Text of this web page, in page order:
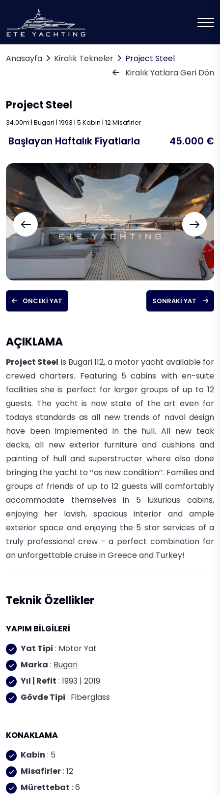
Anasayfa Kiralık Tekneler
Project Steel
Kiralık Yatlara Geri Dön
Project Steel
34.00m | Bugari | 1993 | 5 Kabin | 12 Misafirler
Başlayan Haftalık Fiyatlarla 45.000 €
ÖNCEKI YAT SONRAKI YAT
AÇIKLAMA
Project Steel is Bugari 112, a motor yacht available for
crewed charters. Featuring 5 cabins with en-suite
facilities she is perfect for larger groups of up to 12
guests. The yacht is now state of the art even for
todays standards as all new trends of naval design
have been implemented in the hull. All new teak
decks, all new exterior furniture and cushions and
painting of hull and superstructer where also done
bringing the yacht to ‘’as new condition’’. Families and
groups of friends of up to 12 guests will comfortably
accommodate themselves in 5 luxurious cabins,
enjoying her lavish, spacious interior and ample
exterior space and enjoying the 5 star services of a
truly professional crew - a perfect combination for
an unforgettable cruise in Greece and Turkey!
Teknik Özellikler
YAPIM BİLGİLERİ
Yat Tipi : Motor Yat
Marka : Bugari
Yıl | Refit : 1993 | 2019
Gövde Tipi : Fiberglass
KONAKLAMA
Kabin : 5
Misafirler: 12
Mürettebat : 6